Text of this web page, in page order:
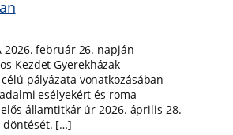
2026. február 26. napján
Kezdet Gyerekházak
pályázata vonatkozásában
esélyekért és roma
államtitkár úr 2026. április 28.
döntését. […]